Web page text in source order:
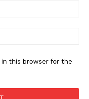
in this browser for the